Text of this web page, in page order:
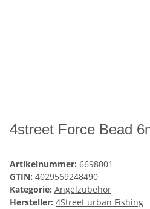
4street Force Bead
Artikelnummer: 6698001
GTIN: 4029569248490
Kategorie: Angelzubehör
Hersteller: 4Street urban Fishing